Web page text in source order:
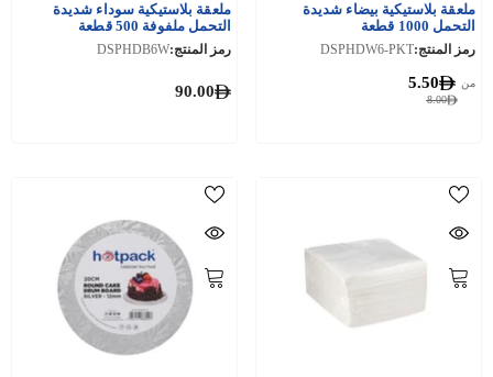
ملعقة بلاستيكية بيضاء شديدة
التحمل 1000 قطعة
رمز المنتج:DSPHDW6-PKT
8.00
من 5.50
ملعقة بلاستيكية سوداء شديدة
التحمل ملفوفة 500 قطعة
رمز المنتج:DSPHDB6W
90.00